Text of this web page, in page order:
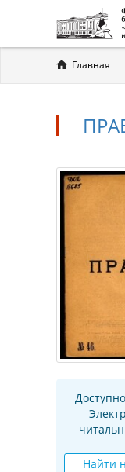
Вы
здесь
Главная
Найти